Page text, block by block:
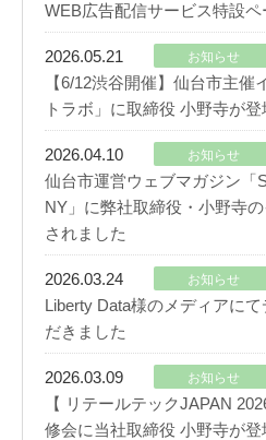
WEB広告配信サービス特設
2026.05.21 お知らせ
【6/12渋谷開催】仙台市主
トラボ」に取締役 小野寺が登
2026.04.10 お知らせ
仙台市運営ウェブマガジン「
NY」に弊社取締役・小野寺
されました
2026.03.24 お知らせ
Liberty Data様のメディアに
だきました
2026.03.09 お知らせ
【 リテールテックJAPAN
修会に当社取締役 小野寺が登